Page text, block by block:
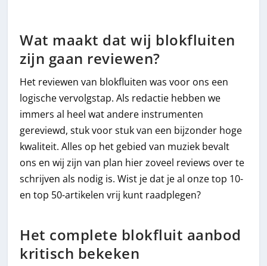
Wat maakt dat wij blokfluiten
zijn gaan reviewen?
Het reviewen van blokfluiten was voor ons een
logische vervolgstap. Als redactie hebben we
immers al heel wat andere instrumenten
gereviewd, stuk voor stuk van een bijzonder hoge
kwaliteit. Alles op het gebied van muziek bevalt
ons en wij zijn van plan hier zoveel reviews over te
schrijven als nodig is. Wist je dat je al onze top 10-
en top 50-artikelen vrij kunt raadplegen?
Het complete blokfluit aanbod
kritisch bekeken